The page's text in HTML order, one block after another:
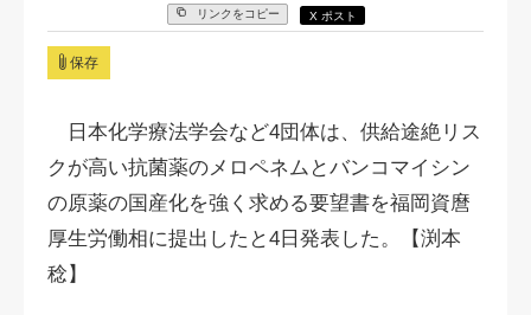
リンクをコピー X ポスト
保存
日本化学療法学会など4団体は、供給途絶リス
クが高い抗菌薬のメロペネムとバンコマイシン
の原薬の国産化を強く求める要望書を福岡資麿
厚生労働相に提出したと4日発表した。【渕本
稔】